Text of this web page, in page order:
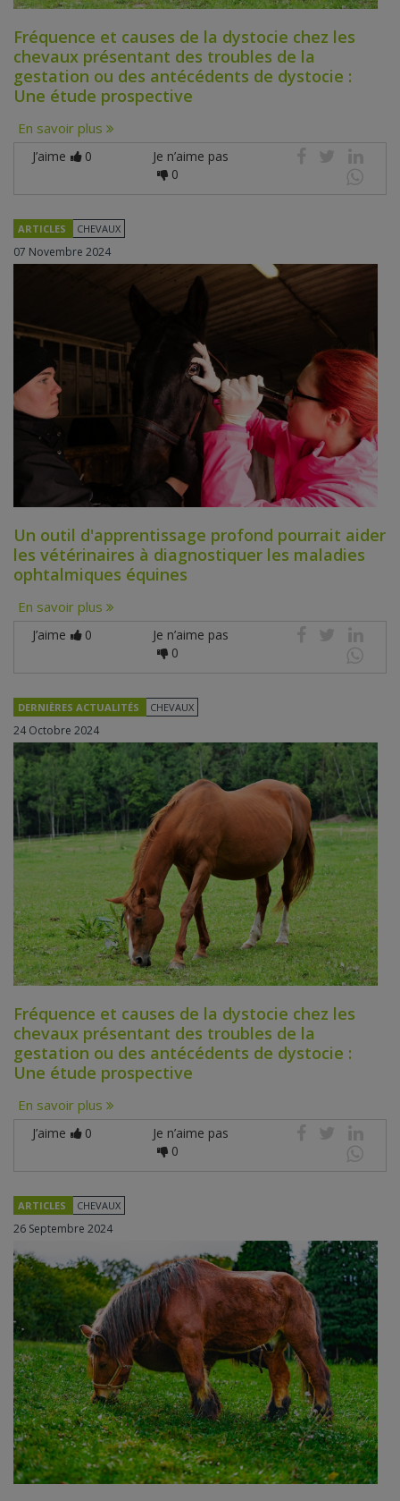
Fréquence et causes de la dystocie chez les
chevaux présentant des troubles de la
gestation ou des antécédents de dystocie :
Une étude prospective
En savoir plus
J’aime 0
Je n’aime pas
0
ARTICLES CHEVAUX
07 Novembre 2024
Un outil d'apprentissage profond pourrait aider
les vétérinaires à diagnostiquer les maladies
ophtalmiques équines
En savoir plus
J’aime 0
Je n’aime pas
0
DERNIÈRES ACTUALITÉS CHEVAUX
24 Octobre 2024
Fréquence et causes de la dystocie chez les
chevaux présentant des troubles de la
gestation ou des antécédents de dystocie :
Une étude prospective
En savoir plus
J’aime 0
Je n’aime pas
0
ARTICLES CHEVAUX
26 Septembre 2024